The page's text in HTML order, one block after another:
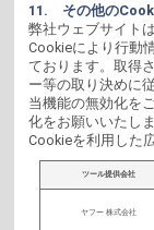
11. その他の
弊社ウェブサイト
Cookieにより行動
ております。取得
ー等の取り決めに
当機能の無効化を
化をお願いいたし
Cookieを利用した
ツール提供会社
ヤフー 株式会社